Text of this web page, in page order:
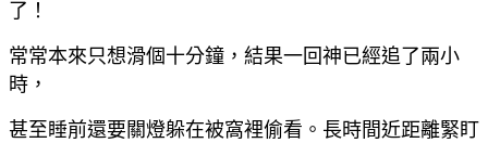
了！
常常本來只想滑個十分鐘，結果一回神已經追了兩小
時，
甚至睡前還要關燈躲在被窩裡偷看。 長時間近距離緊盯